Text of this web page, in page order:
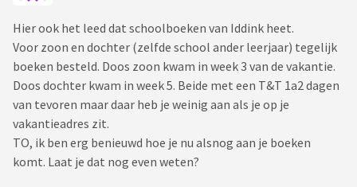
Hier ook het leed dat schoolboeken van Iddink heet.
Voor zoon en dochter (zelfde school ander leerjaar) tegelijk
boeken besteld. Doos zoon kwam in week 3 van de vakantie.
Doos dochter kwam in week 5. Beide met een T&T 1a2 dagen
van tevoren maar daar heb je weinig aan als je op je
vakantieadres zit.
TO, ik ben erg benieuwd hoe je nu alsnog aan je boeken
komt. Laat je dat nog even weten?